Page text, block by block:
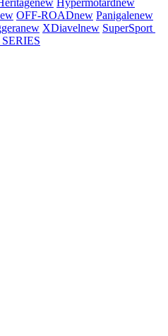
new Hypermotardnew
OFF-ROADnew Panigalenew
new XDiavelnew SuperSport